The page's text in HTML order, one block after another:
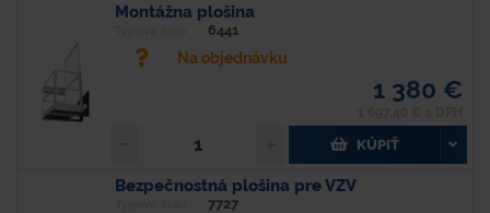
Montážna plošina
6441
Na objednávku
1 380 €
KÚPIŤ
Bezpečnostná plošina pre VZV
7727